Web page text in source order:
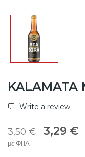
KALAMATA
Write a review
3,50 € 3,29 €
με ΦΠΑ